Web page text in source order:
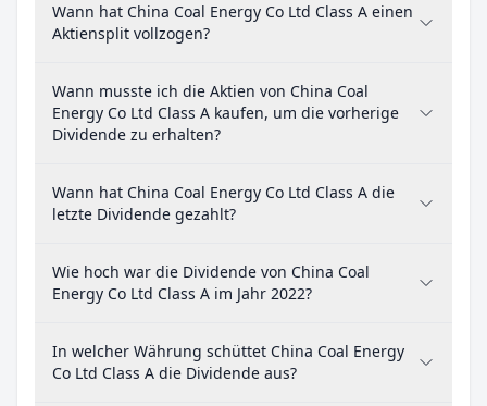
Wann hat China Coal Energy Co Ltd Class A einen
Aktiensplit vollzogen?
Wann musste ich die Aktien von China Coal
Energy Co Ltd Class A kaufen, um die vorherige
Dividende zu erhalten?
Wann hat China Coal Energy Co Ltd Class A die
letzte Dividende gezahlt?
Wie hoch war die Dividende von China Coal
Energy Co Ltd Class A im Jahr 2022?
In welcher Währung schüttet China Coal Energy
Co Ltd Class A die Dividende aus?